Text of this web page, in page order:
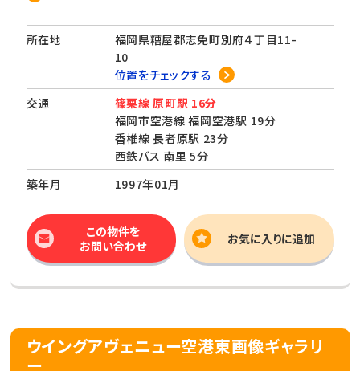
所在地
福岡県糟屋郡志免町別府４丁目11-
10
位置をチェックする
交通
篠栗線 原町駅 16分
福岡市空港線 福岡空港駅 19分
香椎線 長者原駅 23分
西鉄バス 南里 5分
築年月
1997年01月
この物件を
お問い合わせ
お気に入りに追加
ウイングアヴェニュー空港東画像ギャラリ
ー